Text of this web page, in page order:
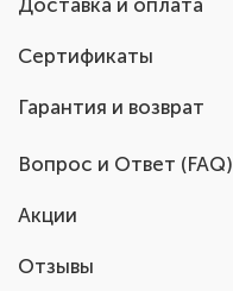
Доставка и оплата
Сертификаты
Гарантия и возврат
Вопрос и Ответ (FAQ)
Акции
Отзывы